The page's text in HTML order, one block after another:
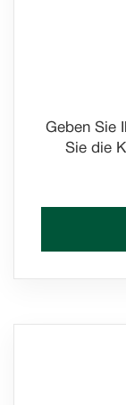
Geben Sie
Sie die